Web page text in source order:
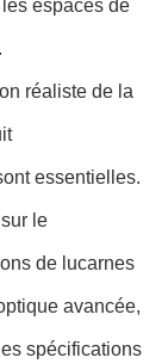
espaces de
réaliste de la
essentielles.
le
de lucarnes
avancée,
spécifications